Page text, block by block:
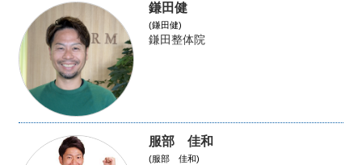
鎌田健
(鎌田健)
鎌田整体院
服部 佳和
(服部 佳和)